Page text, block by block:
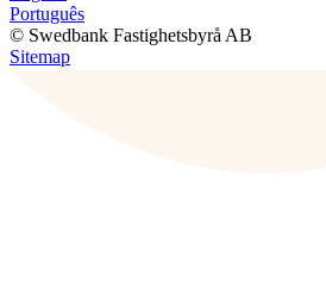
Português
© Swedbank Fastighetsbyrå AB
Sitemap